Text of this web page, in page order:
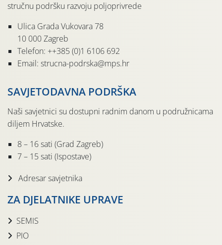
stručnu podršku razvoju poljoprivrede
Ulica Grada Vukovara 78
10 000 Zagreb
Telefon: ++385 (0)1 6106 692
Email: strucna-podrska@mps.hr
SAVJETODAVNA PODRŠKA
Naši savjetnici su dostupni radnim danom u podružnicama
diljem Hrvatske.
8 – 16 sati (Grad Zagreb)
7 – 15 sati (Ispostave)
Adresar savjetnika
ZA DJELATNIKE UPRAVE
SEMIS
PIO